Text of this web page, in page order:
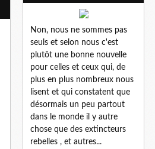
Non, nous ne sommes pas
seuls et selon nous c'est
plutôt une bonne nouvelle
pour celles et ceux qui, de
plus en plus nombreux nous
lisent et qui constatent que
désormais un peu partout
dans le monde il y autre
chose que des extincteurs
rebelles , et autres...